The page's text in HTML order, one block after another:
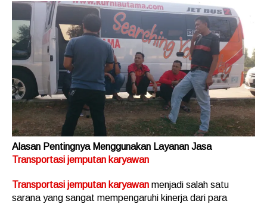
Alasan Pentingnya Menggunakan Layanan Jasa
Transportasi jemputan karyawan
Transportasi jemputan karyawan menjadi salah satu
sarana yang sangat mempengaruhi kinerja dari para